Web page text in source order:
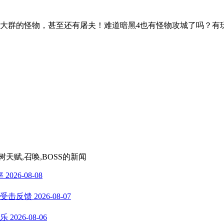
群的怪物，甚至还有屠夫！难道暗黑4也有怪物攻城了吗？
天赋,召唤,BOSS的新闻
2026-08-08
击反馈 2026-08-07
2026-08-06